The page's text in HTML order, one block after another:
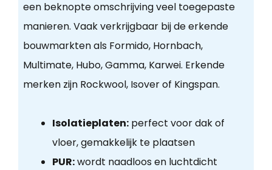
een beknopte omschrijving veel toegepaste
manieren. Vaak verkrijgbaar bij de erkende
bouwmarkten als Formido, Hornbach,
Multimate, Hubo, Gamma, Karwei. Erkende
merken zijn Rockwool, Isover of Kingspan.
Isolatieplaten:perfect voor dak of
vloer, gemakkelijk te plaatsen
PUR:wordt naadloos en luchtdicht